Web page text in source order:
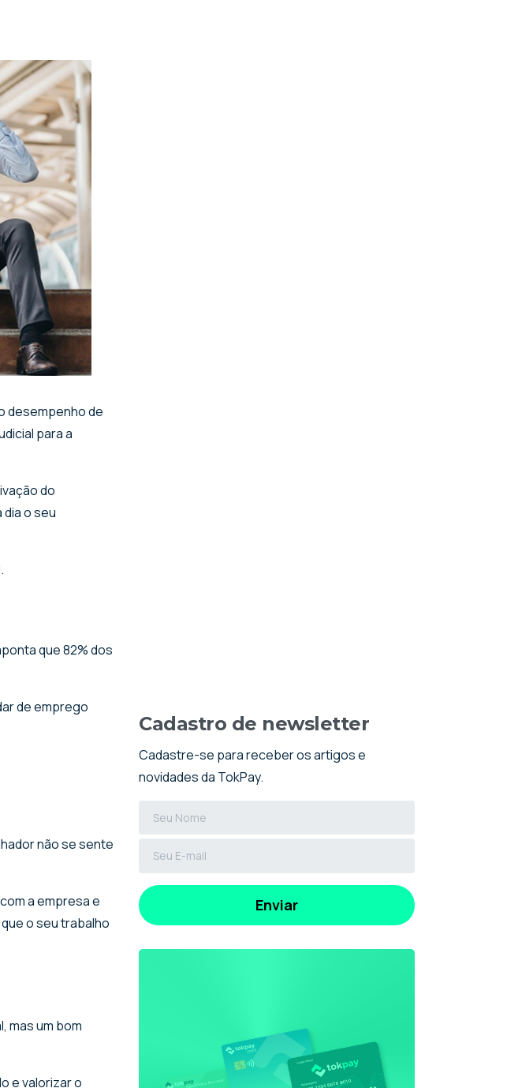
desempenho de
para a
do
o seu
que 82% dos
de emprego
não se sente
a empresa e
o seu trabalho
mas um bom
e valorizar o
Cadastro de newsletter
Cadastre-se para receber os artigos e
novidades da TokPay.